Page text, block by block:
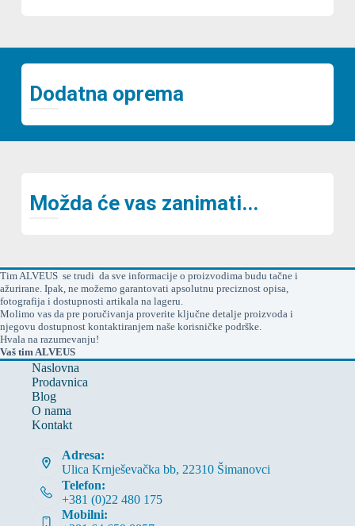
Dodatna oprema
Možda će vas zanimati...
Tim ALVEUS se trudi da sve informacije o proizvodima budu tačne i
ažurirane. Ipak, ne možemo garantovati apsolutnu preciznost opisa,
fotografija i dostupnosti artikala na lageru.
Molimo vas da pre poručivanja proverite ključne detalje proizvoda i
njegovu dostupnost kontaktiranjem naše korisničke podrške.
Hvala na razumevanju!
Vaš tim ALVEUS
Naslovna
Prodavnica
Blog
O nama
Kontakt
Adresa:
Ulica Krnješevačka bb, 22310 Šimanovci
Telefon:
+381 (0)22 480 175
Mobilni: